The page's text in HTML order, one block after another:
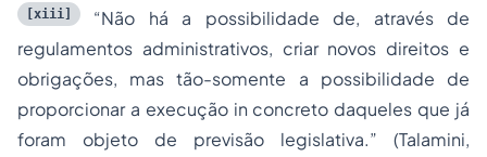
[xiii]
“Não há a possibilidade de, através de
regulamentos administrativos, criar novos direitos e
obrigações, mas tão-somente a possibilidade de
proporcionar a execução in concreto daqueles que já
foram objeto de previsão legislativa.” (Talamini,